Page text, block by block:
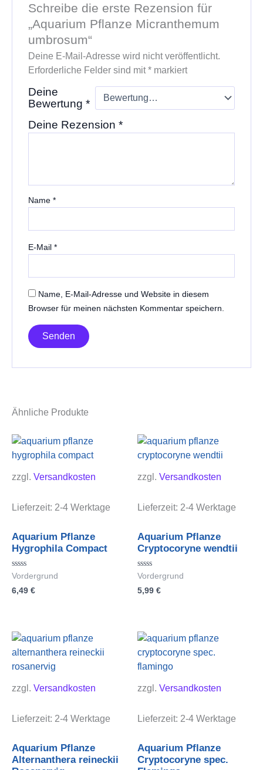
Schreibe die erste Rezension für
„Aquarium Pflanze Micranthemum
umbrosum“
Deine E-Mail-Adresse wird nicht veröffentlicht.
Erforderliche Felder sind mit*markiert
Deine
Bewertung *
Deine Rezension *
Name *
E-Mail *
Name, E-Mail-Adresse und Website in diesem
Browser für meinen nächsten Kommentar speichern.
Ähnliche Produkte
zzgl. Versandkosten
Lieferzeit: 2-4 Werktage
Aquarium Pflanze
Hygrophila Compact
Bewertet
0
Vordergrund
6,49 €
zzgl. Versandkosten
Lieferzeit: 2-4 Werktage
Aquarium Pflanze
Cryptocoryne wendtii
Bewertet
0
Vordergrund
5,99 €
zzgl. Versandkosten
Lieferzeit: 2-4 Werktage
Aquarium Pflanze
Alternanthera reineckii
zzgl. Versandkosten
Lieferzeit: 2-4 Werktage
Aquarium Pflanze
Cryptocoryne spec.